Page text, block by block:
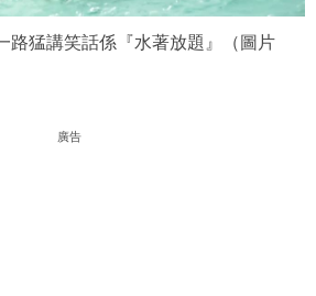
路猛講笑話係『水著放題』（圖片
廣告